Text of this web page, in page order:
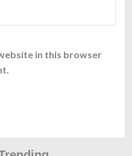
in this browser